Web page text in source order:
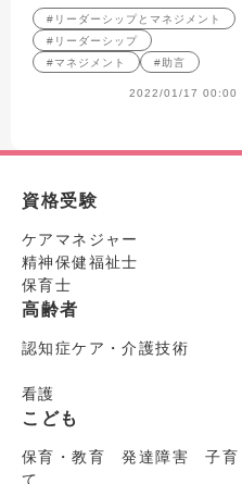
#リーダーシップとマネジメント
#リーダーシップ
#マネジメント
#助言
2022/01/17 00:00
資格受験
ケアマネジャー
精神保健福祉士
保育士
高齢者
認知症ケア・介護技術
看護
こども
保育・教育 発達障害 子育
て